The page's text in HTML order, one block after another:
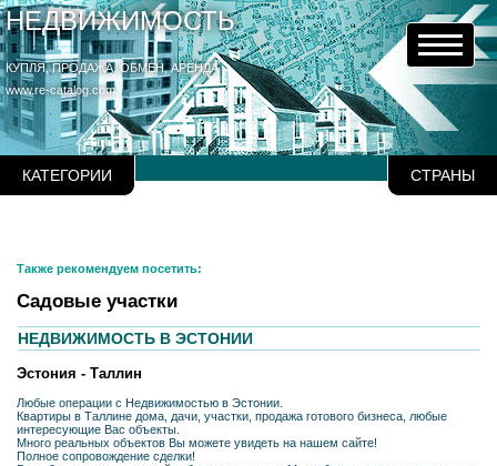
НЕДВИЖИМОСТЬ
КУПЛЯ, ПРОДАЖА, ОБМЕН, АРЕНДА
www.re-catalog.com
КАТЕГОРИИ СТРАНЫ
Также рекомендуем посетить:
Садовые участки
НЕДВИЖИМОСТЬ В ЭСТОНИИ
Эстония - Таллин
Любые операции с Недвижимостью в Эстонии.
Квартиры в Таллине дома, дачи, участки, продажа готового бизнеса, любые
интересующие Вас объекты.
Много реальных объектов Вы можете увидеть на нашем сайте!
Полное сопровождение сделки!